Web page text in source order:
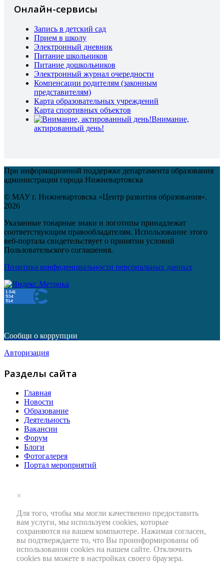
Онлайн-сервисы
Запись в детский сад
Прием в школу
Электронный дневник
Питание школьников
Питание дошкольников
Электронный журнал очередности
Компенсации родителям (законным
представителям)
Карта образовательных учреждений
Карта спортивных объектов
Внимание,
актированный день!
При информационной поддержке департамента образования
администрации города Нижневартовска
© МАУ г. Нижневартовска «Центр развития образования»,
2026
Указанные товарные знаки и логотипы принадлежат
соответствующим правообладателям. Использование этого
веб-портала свидетельствует о принятии условий
Пользовательского соглашения.
Политика конфиденциальности персональных данных
Сообщи о коррупции
Авторизация
Разделы сайта
Главная
Новости
Образование
Деятельность
Вакансии
Форум
Блоги
Фотогалерея
Портал мероприятий
×
Для того, чтобы мы могли качественно предоставить
вам услуги, мы используем cookies, которые
сохраняются на вашем компьютере. Нажимая согласен,
вы подтверждаете то, что Вы проинформированы об
использовании cookies на нашем сайте. Отключить
cookies вы можете в настройках своего браузера.